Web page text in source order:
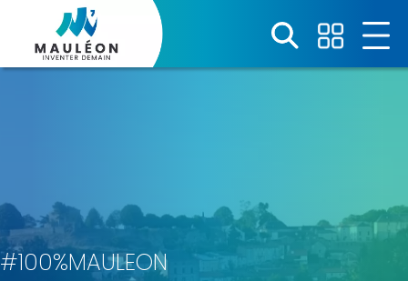
#100%MAULEON
Panneau de gestion des cookies